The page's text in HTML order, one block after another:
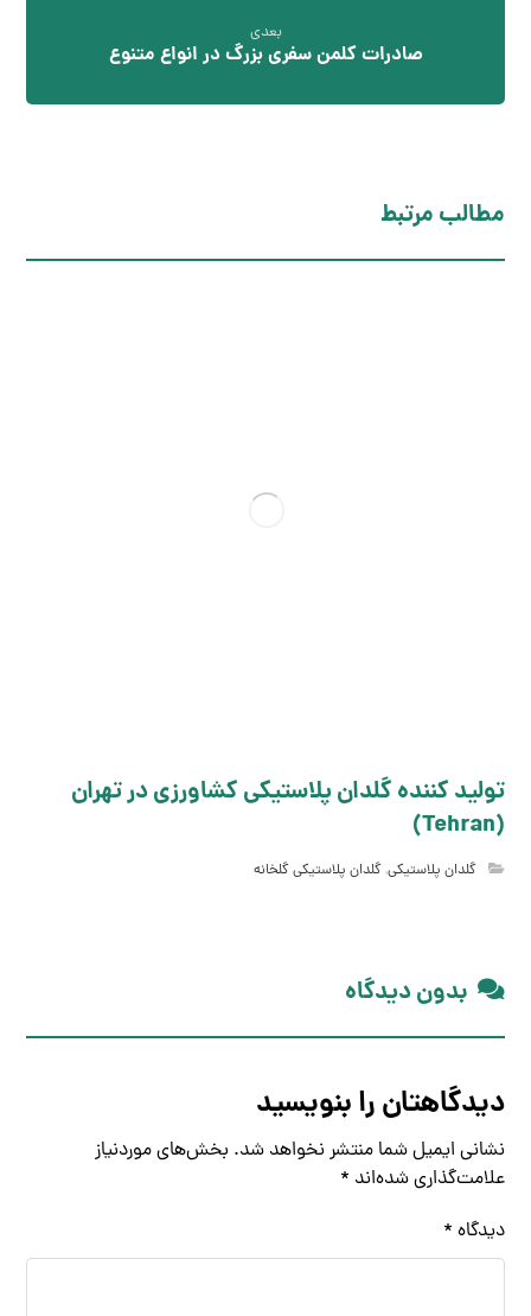
بعدی
صادرات کلمن سفری بزرگ در انواع متنوع
مطالب مرتبط
تولید کننده گلدان پلاستیکی کشاورزی در تهران
(Tehran)
گلدان پلاستیکی,گلدان پلاستیکی گلخانه
بدون دیدگاه
دیدگاهتان را بنویسید
نشانی ایمیل شما منتشر نخواهد شد. بخش‌های موردنیاز
علامت‌گذاری شده‌اند *
دیدگاه *